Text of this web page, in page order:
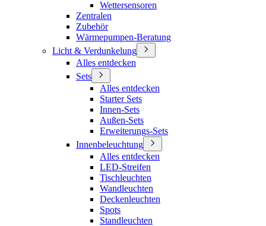
Wettersensoren
Zentralen
Zubehör
Wärmepumpen-Beratung
Licht & Verdunkelung
Alles entdecken
Sets
Alles entdecken
Starter Sets
Innen-Sets
Außen-Sets
Erweiterungs-Sets
Innenbeleuchtung
Alles entdecken
LED-Streifen
Tischleuchten
Wandleuchten
Deckenleuchten
Spots
Standleuchten